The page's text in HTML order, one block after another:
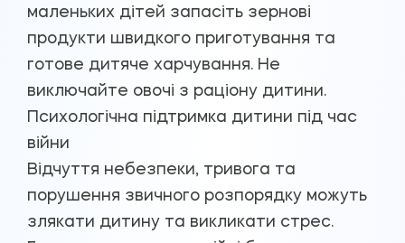
маленьких дітей запасіть зернові
продукти швидкого приготування та
готове дитяче харчування. Не
виключайте овочі з раціону дитини.
Психологічна підтримка дитини під час
війни
Відчуття небезпеки, тривога та
порушення звичного розпорядку можуть
злякати дитину та викликати стрес.